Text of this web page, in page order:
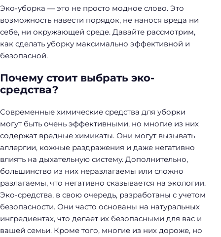
Эко-уборка — это не просто модное слово. Это
возможность навести порядок, не нанося вреда ни
себе, ни окружающей среде. Давайте рассмотрим,
как сделать уборку максимально эффективной и
безопасной.
Почему стоит выбрать эко-
средства?
Современные химические средства для уборки
могут быть очень эффективными, но многие из них
содержат вредные химикаты. Они могут вызывать
аллергии, кожные раздражения и даже негативно
влиять на дыхательную систему. Дополнительно,
большинство из них неразлагаемы или сложно
разлагаемы, что негативно сказывается на экологии.
Эко-средства, в свою очередь, разработаны с учетом
безопасности. Они часто основаны на натуральных
ингредиентах, что делает их безопасными для вас и
вашей семьи. Кроме того, многие из них дороже, но